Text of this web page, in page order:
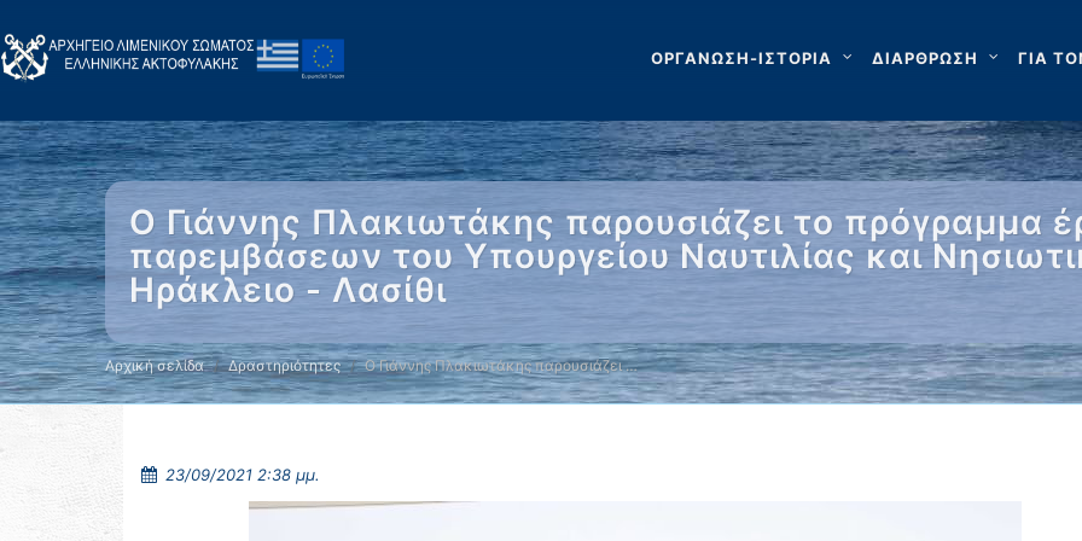
ΟΡΓΑΝΩΣΗ-ΙΣΤΟΡΙΑ ΔΙΑΡΘΡΩΣΗ ΓΙΑ
Ο Γιάννης Πλακιωτάκης παρουσιάζει το πρόγραμμα
παρεμβάσεων του Υπουργείου Ναυτιλίας και
Ηράκλειο - Λασίθι
Αρχική σελίδα Δραστηριότητες Ο Γιάννης Πλακιωτάκης παρουσιάζει …
23/09/2021 2:38 μμ.